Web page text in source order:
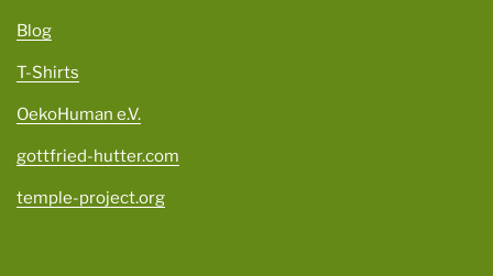
Blog
T-Shirts
OekoHuman e.V.
gottfried-hutter.com
temple-project.org